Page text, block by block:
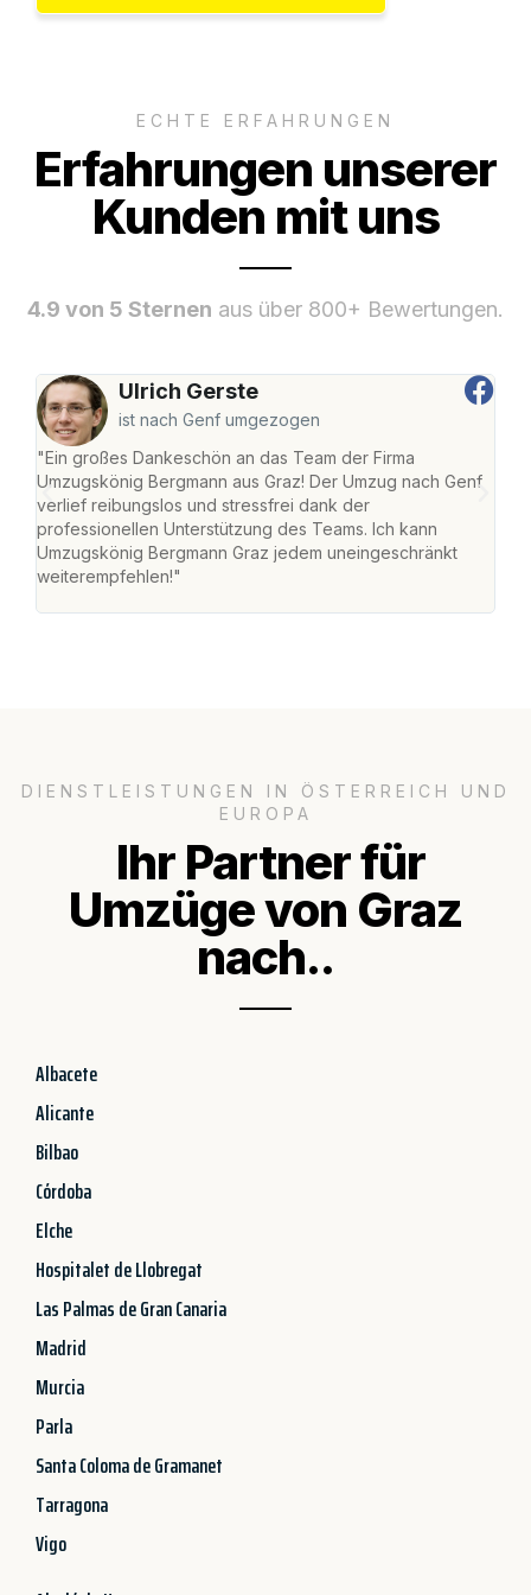
ECHTE ERFAHRUNGEN
Erfahrungen unserer
Kunden mit uns
4.9 von 5 Sternen aus über 800+ Bewertungen.
Ulrich Gerste
ist nach Genf umgezogen
"Ein großes Dankeschön an das Team der Firma
Umzugskönig Bergmann aus Graz! Der Umzug nach Genf
verlief reibungslos und stressfrei dank der
professionellen Unterstützung des Teams. Ich kann
Umzugskönig Bergmann Graz jedem uneingeschränkt
weiterempfehlen!"
DIENSTLEISTUNGEN IN ÖSTERREICH UND
EUROPA
Ihr Partner für
Umzüge von Graz
nach..
Albacete
Alicante
Bilbao
Córdoba
Elche
Hospitalet de Llobregat
Las Palmas de Gran Canaria
Madrid
Murcia
Parla
Santa Coloma de Gramanet
Tarragona
Vigo